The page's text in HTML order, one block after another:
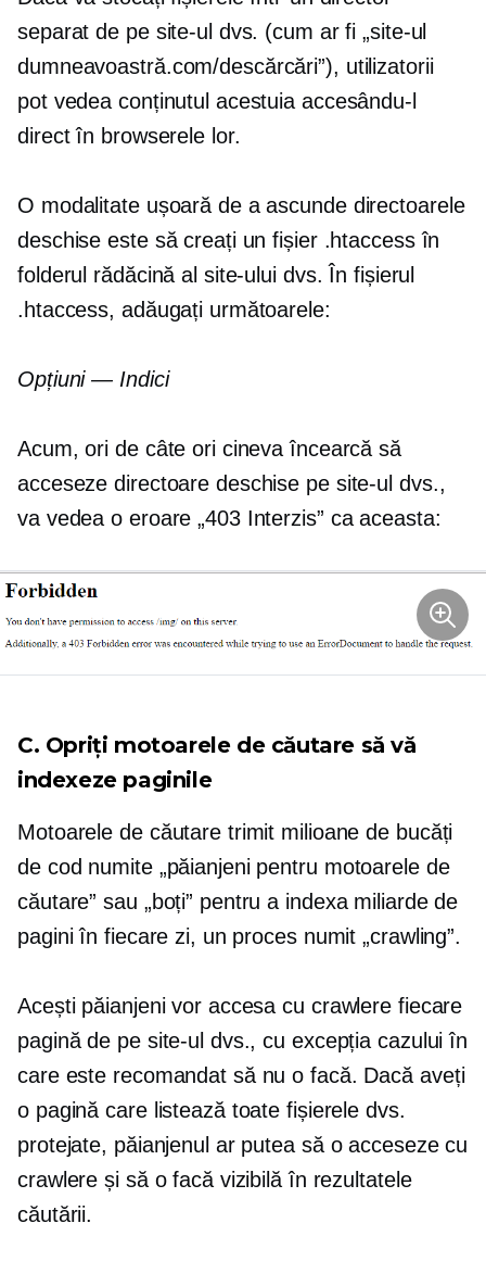
separat de pe site-ul dvs. (cum ar fi „site-ul
dumneavoastră.com/descărcări”), utilizatorii
pot vedea conținutul acestuia accesându-l
direct în browserele lor.
O modalitate ușoară de a ascunde directoarele
deschise este să creați un fișier .htaccess în
folderul rădăcină al site-ului dvs. În fișierul
.htaccess, adăugați următoarele:
Opțiuni — Indici
Acum, ori de câte ori cineva încearcă să
acceseze directoare deschise pe site-ul dvs.,
va vedea o eroare „403 Interzis” ca aceasta:
C. Opriți motoarele de căutare să vă
indexeze paginile
Motoarele de căutare trimit milioane de bucăți
de cod numite „păianjeni pentru motoarele de
căutare” sau „boți” pentru a indexa miliarde de
pagini în fiecare zi, un proces numit „crawling”.
Acești păianjeni vor accesa cu crawlere fiecare
pagină de pe site-ul dvs., cu excepția cazului în
care este recomandat să nu o facă. Dacă aveți
o pagină care listează toate fișierele dvs.
protejate, păianjenul ar putea să o acceseze cu
crawlere și să o facă vizibilă în rezultatele
căutării.